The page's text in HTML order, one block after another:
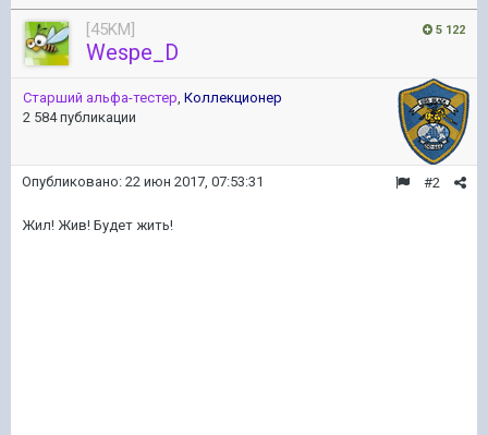
5 122
[45KM]
Wespe_D
Старший альфа-тестер, Коллекционер
2 584 публикации
#2
Опубликовано: 22 июн 2017, 07:53:31
Жил! Жив! Будет жить!